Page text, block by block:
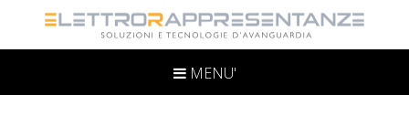
MENU'